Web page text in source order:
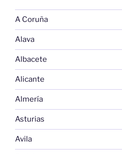
A Coruña
Alava
Albacete
Alicante
Almería
Asturias
Avila